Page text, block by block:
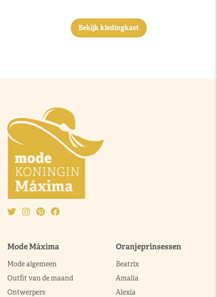
Bekijk kledingkast
Mode Máxima
Mode algemeen
Outfit van de maand
Ontwerpers
Oranjeprinsessen
Beatrix
Amalia
Alexia